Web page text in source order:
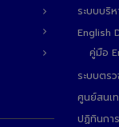
ระบบบริ
English
คู่มือ
ระบบตร
ศูนย์สนเ
ปฏิทินกา